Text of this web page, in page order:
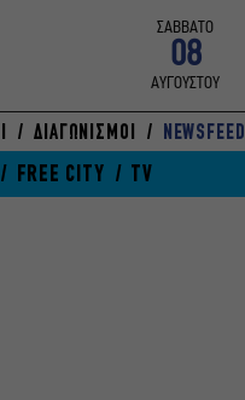
ΣΑΒΒΑΤΟ
08
ΑΥΓΟΥΣΤΟΥ
ΔΙΑΓΩΝΙΣΜΟΙ NEWSFEED
FREE CITY TV